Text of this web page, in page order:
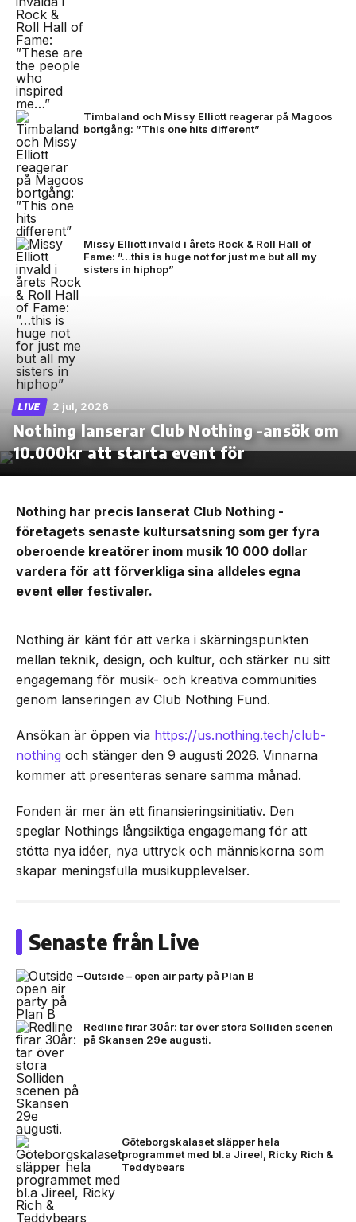
Timbaland och Missy Elliott reagerar på Magoos
bortgång: ”This one hits different”
Missy Elliott invald i årets Rock & Roll Hall of
Fame: ”…this is huge not for just me but all my
sisters in hiphop”
LIVE 2 jul, 2026
Nothing lanserar Club Nothing -ansök om
10.000kr att starta event för
Nothing har precis lanserat Club Nothing -
företagets senaste kultursatsning som ger fyra
oberoende kreatörer inom musik 10 000 dollar
vardera för att förverkliga sina alldeles egna
event eller festivaler.
Nothing är känt för att verka i skärningspunkten
mellan teknik, design, och kultur, och stärker nu sitt
engagemang för musik- och kreativa communities
genom lanseringen av Club Nothing Fund.
Ansökan är öppen via https://us.nothing.tech/club-
nothing och stänger den 9 augusti 2026. Vinnarna
kommer att presenteras senare samma månad.
Fonden är mer än ett finansieringsinitiativ. Den
speglar Nothings långsiktiga engagemang för att
stötta nya idéer, nya uttryck och människorna som
skapar meningsfulla musikupplevelser.
Senaste från Live
Outside – open air party på Plan B
Redline firar 30år: tar över stora Solliden scenen
på Skansen 29e augusti.
Göteborgskalaset släpper hela
programmet med bl.a Jireel, Ricky Rich &
Teddybears